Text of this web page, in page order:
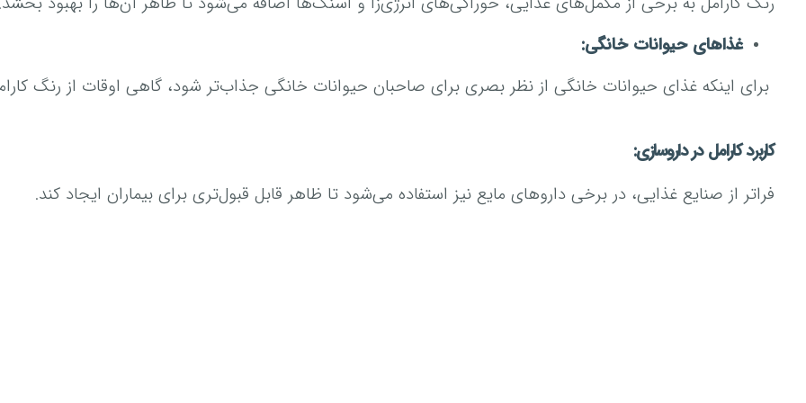
غذا‌های حیوانات خانگی:
برای اینکه غذای حیوانات خانگی از نظر بصری برای صاحبان حیوانات خانگی جذاب‌تر شود، گاهی اوقات از رنگ
کاربرد کارامل در داروسازی:
فراتر از صنایع غذایی، در برخی دارو‌های مایع نیز استفاده می‌شود تا ظاهر قابل قبول‌تری برای بیماران ایجاد کند.